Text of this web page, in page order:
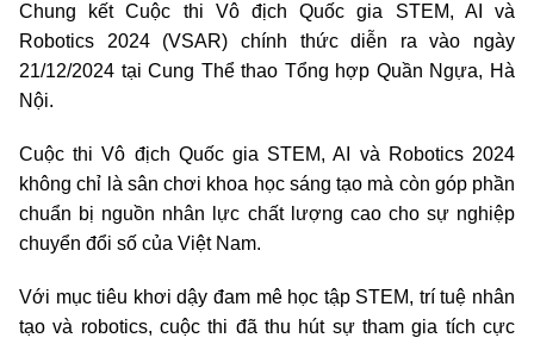
Chung kết Cuộc thi Vô địch Quốc gia STEM, AI và
Robotics 2024 (VSAR) chính thức diễn ra vào ngày
21/12/2024 tại Cung Thể thao Tổng hợp Quần Ngựa, Hà
Nội.
Cuộc thi Vô địch Quốc gia STEM, AI và Robotics 2024
không chỉ là sân chơi khoa học sáng tạo mà còn góp phần
chuẩn bị nguồn nhân lực chất lượng cao cho sự nghiệp
chuyển đổi số của Việt Nam.
Với mục tiêu khơi dậy đam mê học tập STEM, trí tuệ nhân
tạo và robotics, cuộc thi đã thu hút sự tham gia tích cực